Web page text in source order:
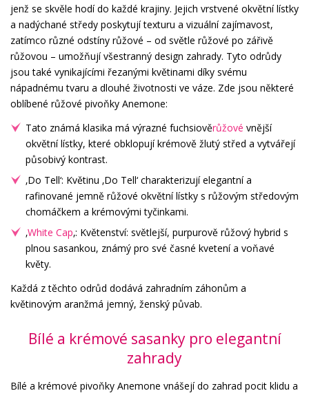
jenž se skvěle hodí do každé krajiny. Jejich vrstvené okvětní lístky
a nadýchané středy poskytují texturu a vizuální zajímavost,
zatímco různé odstíny růžové – od světle růžové po zářivě
růžovou – umožňují všestranný design zahrady. Tyto odrůdy
jsou také vynikajícími řezanými květinami díky svému
nápadnému tvaru a dlouhé životnosti ve váze. Zde jsou některé
oblíbené růžové pivoňky Anemone:
Tato známá klasika má výrazné fuchsiověrůžové vnější
okvětní lístky, které obklopují krémově žlutý střed a vytvářejí
působivý kontrast.
‚Do Tell‘: Květinu ‚Do Tell‘ charakterizují elegantní a
rafinované jemně růžové okvětní lístky s růžovým středovým
chomáčkem a krémovými tyčinkami.
‚White Cap‚: Květenství: světlejší, purpurově růžový hybrid s
plnou sasankou, známý pro své časné kvetení a voňavé
květy.
Každá z těchto odrůd dodává zahradním záhonům a
květinovým aranžmá jemný, ženský půvab.
Bílé a krémové sasanky pro elegantní
zahrady
Bílé a krémové pivoňky Anemone vnášejí do zahrad pocit klidu a